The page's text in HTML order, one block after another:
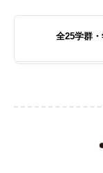
全25学群